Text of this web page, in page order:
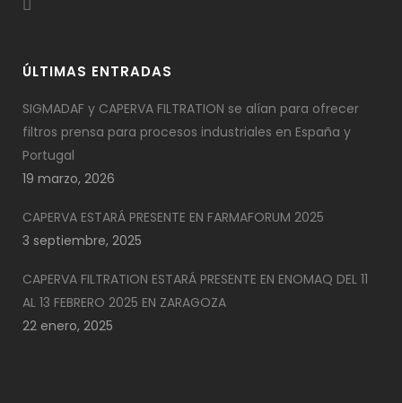
ÚLTIMAS ENTRADAS
SIGMADAF y CAPERVA FILTRATION se alían para ofrecer
filtros prensa para procesos industriales en España y
Portugal
19 marzo, 2026
CAPERVA ESTARÁ PRESENTE EN FARMAFORUM 2025
3 septiembre, 2025
CAPERVA FILTRATION ESTARÁ PRESENTE EN ENOMAQ DEL 11
AL 13 FEBRERO 2025 EN ZARAGOZA
22 enero, 2025